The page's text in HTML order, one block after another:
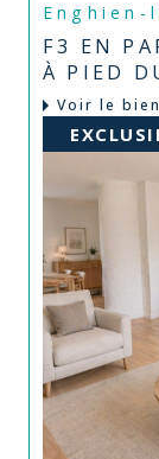
Enghien-
F3 EN
À PIED
Voir le bien